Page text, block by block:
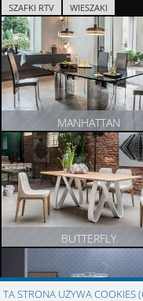
SZAFKI RTV
WIESZAKI
MANHATTAN
ZOBACZ PRODUKT
BUTTERFLY
ZOBACZ PRODUKT
TA STRONA UŻYWA COOKIES